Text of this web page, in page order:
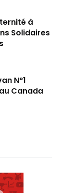
à
Solidaires
N°1
Canada